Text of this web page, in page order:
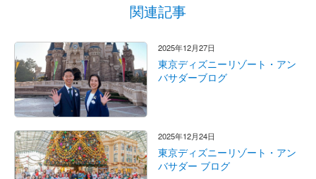
関連記事
2025年12月27日
東京ディズニーリゾート・アン
バサダーブログ
2025年12月24日
東京ディズニーリゾート・アン
バサダー ブログ